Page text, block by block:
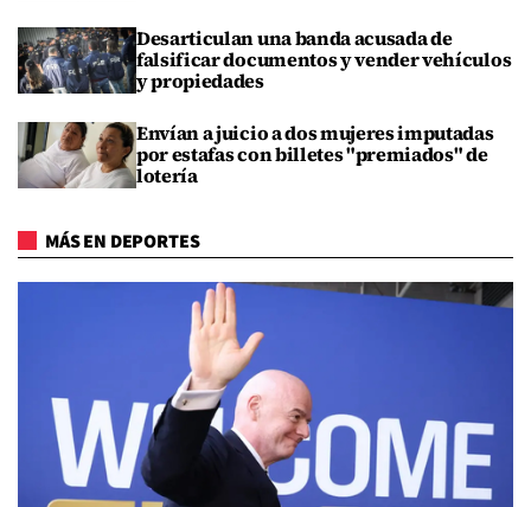
Desarticulan una banda acusada de
falsificar documentos y vender vehículos
y propiedades
Envían a juicio a dos mujeres imputadas
por estafas con billetes "premiados" de
lotería
MÁS EN DEPORTES